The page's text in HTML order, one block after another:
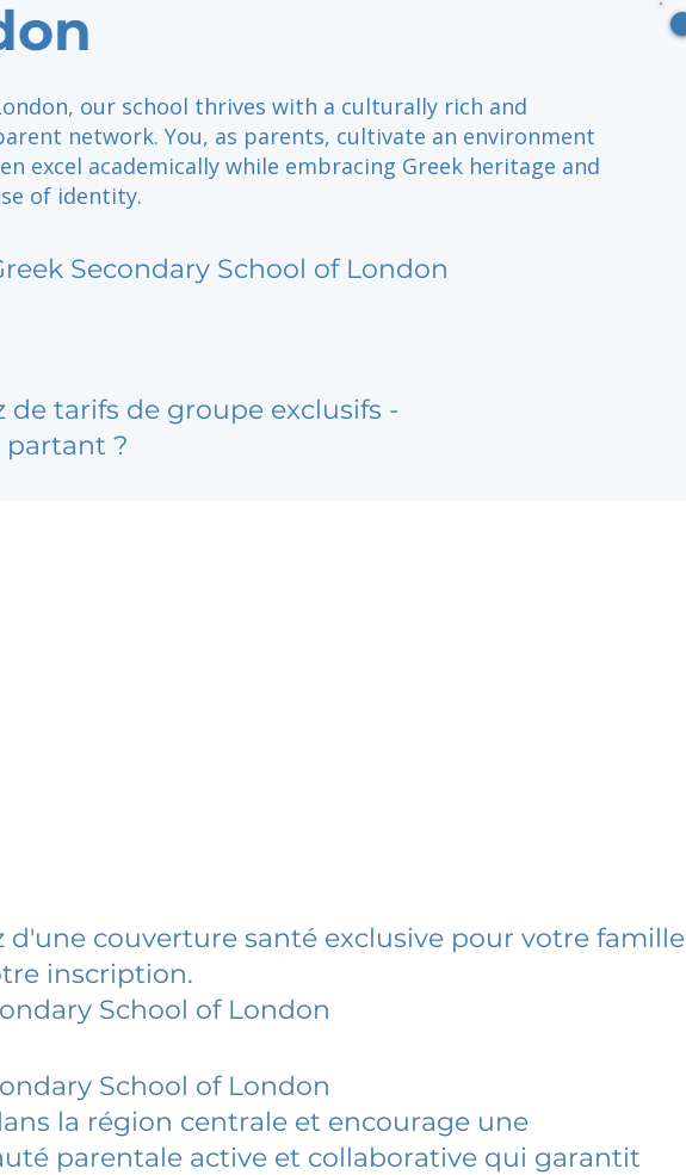
our school thrives with a culturally rich and
network. You, as parents, cultivate an environment
excel academically while embracing Greek heritage and
of identity.
Secondary School of London
de tarifs de groupe exclusifs -
partant ?
d'une couverture santé exclusive pour votre famille
inscription.
School of London
School of London
la région centrale et encourage une
parentale active et collaborative qui garantit